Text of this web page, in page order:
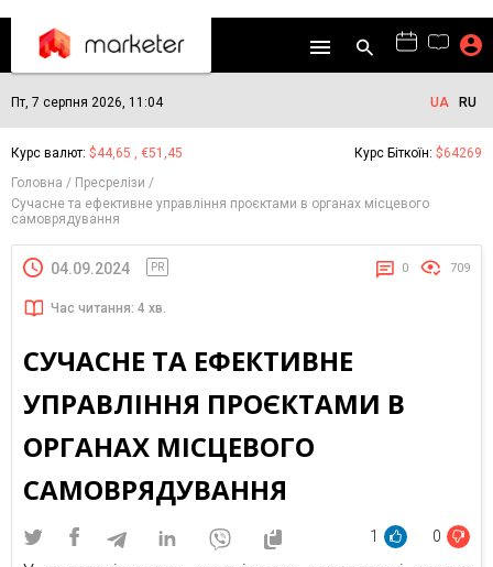
Пт, 7 серпня 2026, 11:04 UA RU
Курс валют: $44,65 , €51,45 Курс Біткоїн: $64269
Головна
Пресрелізи
Сучасне та ефективне управління проєктами в органах місцевого
самоврядування
04.09.2024 PR 0 709
Час читання: 4 хв.
СУЧАСНЕ ТА ЕФЕКТИВНЕ
УПРАВЛІННЯ ПРОЄКТАМИ В
ОРГАНАХ МІСЦЕВОГО
САМОВРЯДУВАННЯ
1 0